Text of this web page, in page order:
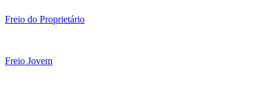
Freio do Proprietário
Freio Jovem